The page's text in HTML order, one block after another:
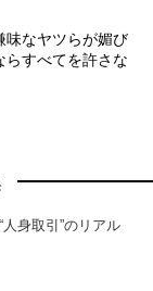
なヤツらが媚び
らすべてを許さな
身取引”のリアル